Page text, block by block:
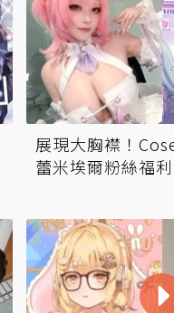
展現大胸襟！
蕾米埃爾粉絲福